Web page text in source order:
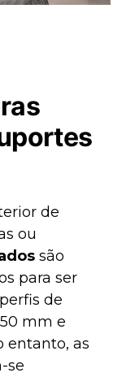
de
ou
são
para ser
de
mm e
entanto, as
se